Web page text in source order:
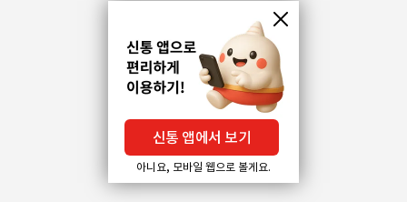
신통 앱에서 보기
아니요, 모바일 웹으로 볼게요.